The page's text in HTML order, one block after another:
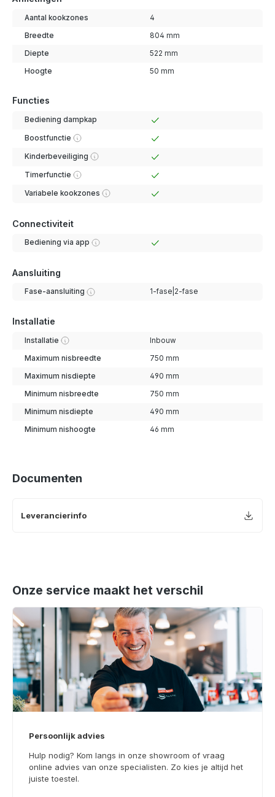
Aantal kookzones 4
Breedte 804 mm
Diepte 522 mm
Hoogte 50 mm
Functies
Bediening dampkap
Boostfunctie
Kinderbeveiliging
Timerfunctie
Variabele kookzones
Connectiviteit
Bediening via app
Aansluiting
Fase-aansluiting 1-fase|2-fase
Installatie
Installatie Inbouw
Maximum nisbreedte 750 mm
Maximum nisdiepte 490 mm
Minimum nisbreedte 750 mm
Minimum nisdiepte 490 mm
Minimum nishoogte 46 mm
Documenten
Leverancierinfo
Onze service maakt het verschil
Persoonlijk advies
Hulp nodig? Kom langs in onze showroom of vraag
online advies van onze specialisten. Zo kies je altijd het
juiste toestel.